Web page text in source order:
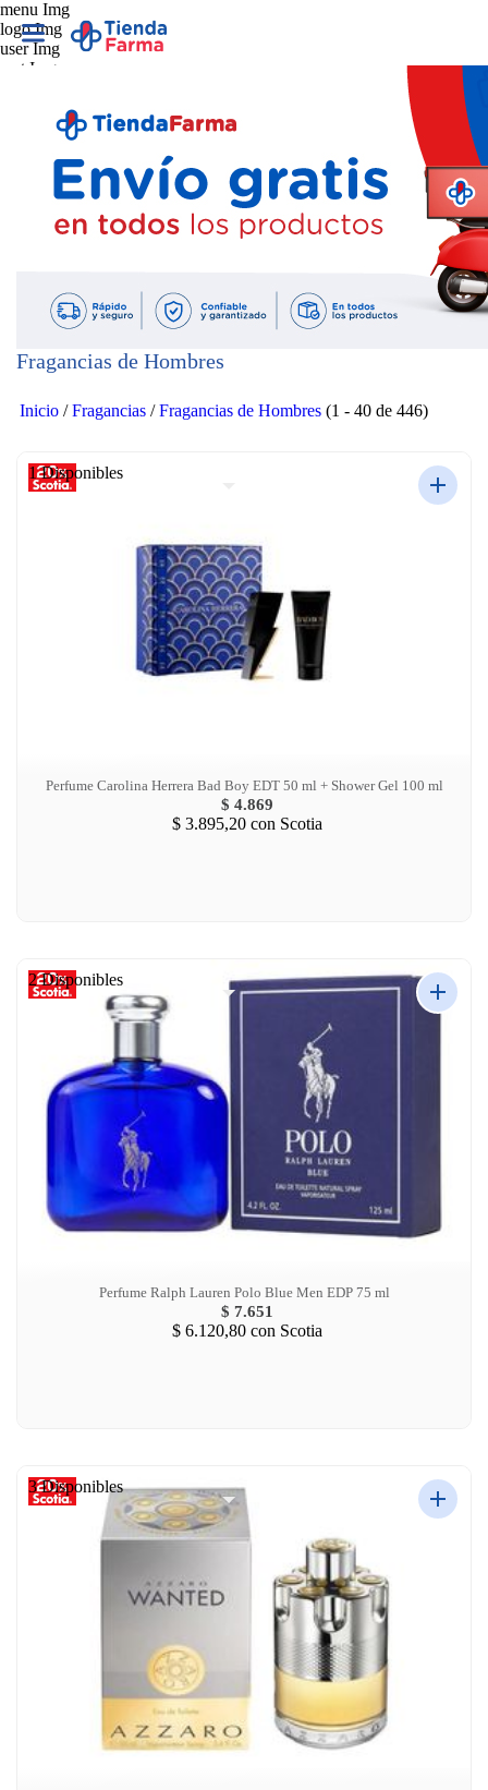
menu Img
logo Img
user Img
cart Img
Fragancias de Hombres
Inicio /Fragancias /Fragancias de Hombres (1 - 40 de 446)
Perfume Carolina Herrera Bad Boy EDT 50 ml + Shower Gel 100 ml
$ 4.869
$ 3.895,20 con Scotia
1 Disponibles
Perfume Ralph Lauren Polo Blue Men EDP 75 ml
$ 7.651
$ 6.120,80 con Scotia
2 Disponibles
3 Disponibles